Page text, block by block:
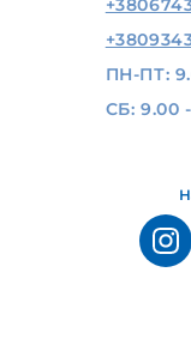
ПН-ПТ:
СБ: 9.00